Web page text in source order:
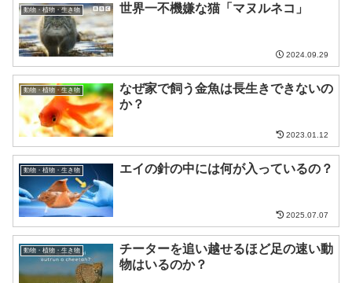
動物・植物・生き物 世界一不機嫌な猫「マヌルネコ」
2024.09.29
動物・植物・生き物
なぜ家で飼う金魚は長生きできないの
か？
2023.01.12
動物・植物・生き物 エイの針の中には何が入っているの？
2025.07.07
動物・植物・生き物
チーターを追い越せるほど足の速い動
物はいるのか？